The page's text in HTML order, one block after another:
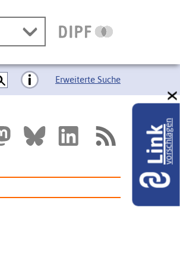
Erweiterte Suche
Linkvorschlagen